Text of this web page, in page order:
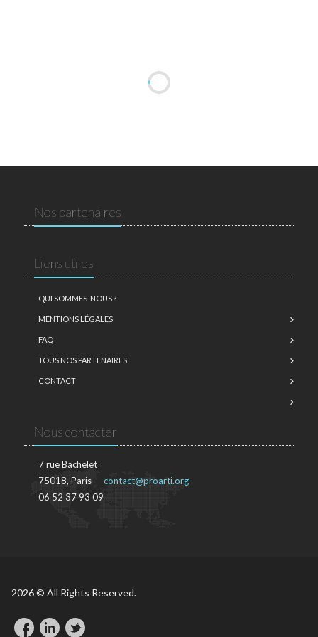
Nos partenaires
Liens utiles
QUI SOMMES-NOUS ?
MENTIONS LÉGALES
FAQ
TOUS NOS PARTENAIRES
CONTACT
Nous contacter
7 rue Bachelet
75018, Paris
06 52 37 93 09
contact@proarti.org
2026 © All Rights Reserved.